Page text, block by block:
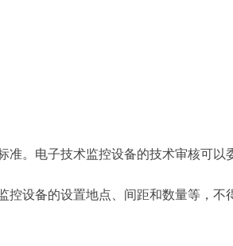
。电子技术监控设备的技术审核可以
设备的设置地点、间距和数量等，